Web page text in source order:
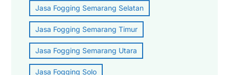
Jasa Fogging Semarang Selatan
Jasa Fogging Semarang Timur
Jasa Fogging Semarang Utara
Jasa Fogging Solo